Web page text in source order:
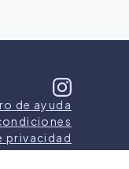
de ayuda
privacidad